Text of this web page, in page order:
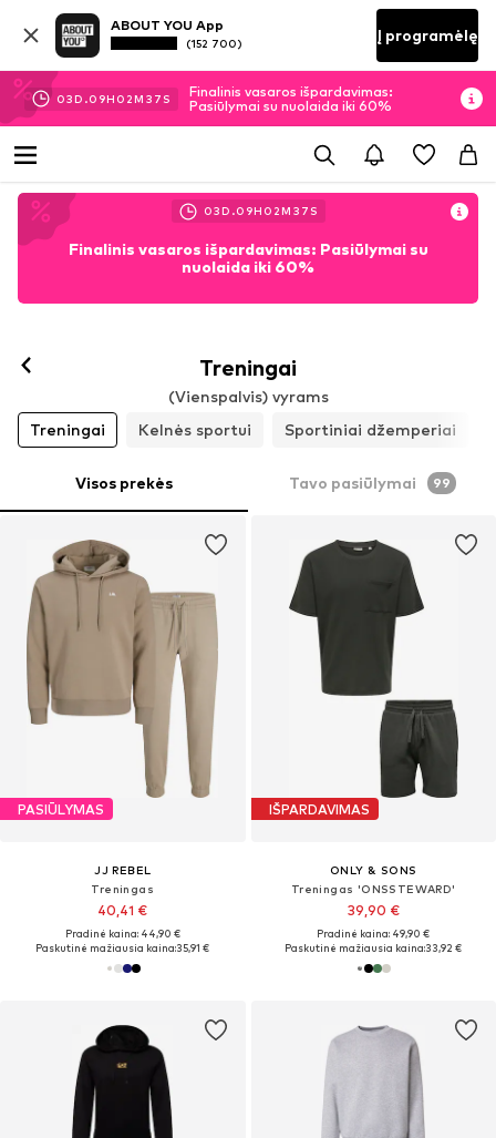
ABOUT YOU App
(152 700) Į programėlę
03D.09H 02M 36 S
Finalinis vasaros išpardavimas:
Pasiūlymai su nuolaida iki 60%
03D.09H 02M 36 S
Finalinis vasaros išpardavimas: Pasiūlymai su
nuolaida iki 60%
Treningai
(Vienspalvis) vyrams
Treningai
Kelnės sportui Sportiniai džemperiai
Visos prekės Tavo pasiūlymai 99
PASIŪLYMAS
JJ REBEL
Treningas
40,41 €
Pradinė kaina: 44,90 €
Paskutinė mažiausia kaina:35,91 €
IŠPARDAVIMAS
ONLY & SONS
Treningas 'ONSSTEWARD'
39,90 €
Pradinė kaina: 49,90 €
Paskutinė mažiausia kaina:33,92 €